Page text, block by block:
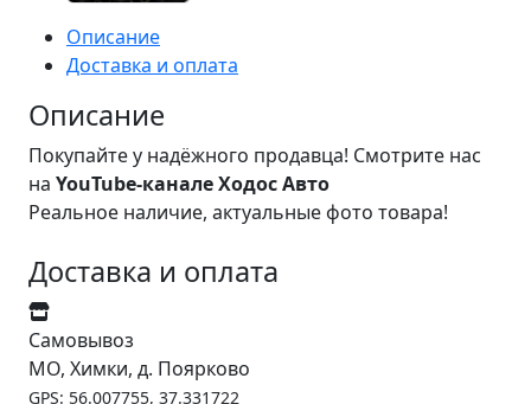
Описание
Доставка и оплата
Описание
Покупайте у надёжного продавца! Смотрите нас
на YouTube-канале Ходос Авто
Реальное наличие, актуальные фото товара!
Доставка и оплата
Самовывоз
МО, Химки, д. Поярково
GPS: 56.007755, 37.331722